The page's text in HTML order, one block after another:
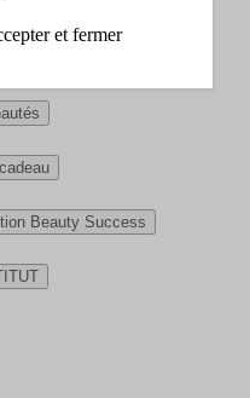
Beauty Success
et fermer